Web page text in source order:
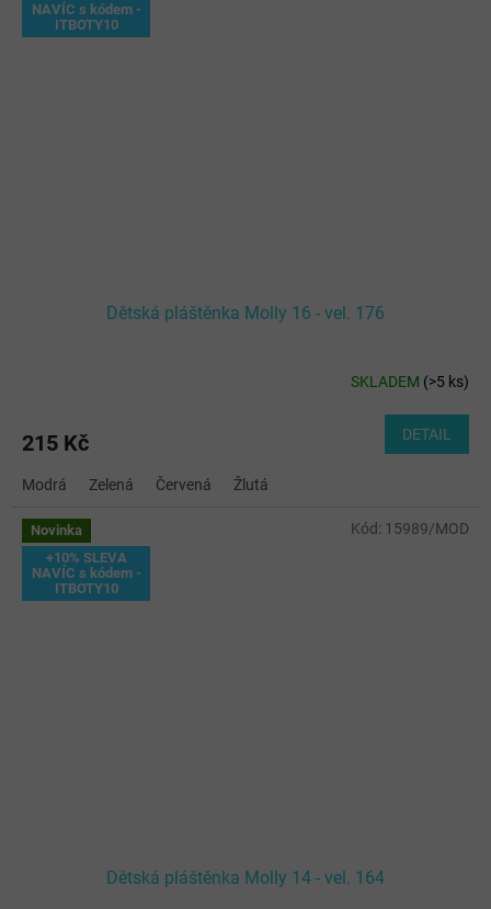
NAVÍC s kódem -
ITBOTY10
Dětská pláštěnka Molly 16 - vel. 176
SKLADEM (>5 ks)
215 Kč DETAIL
Modrá Zelená Červená Žlutá
Novinka
+10% SLEVA
NAVÍC s kódem -
ITBOTY10
Dětská pláštěnka Molly 14 - vel. 164
Kód: 15989/MOD